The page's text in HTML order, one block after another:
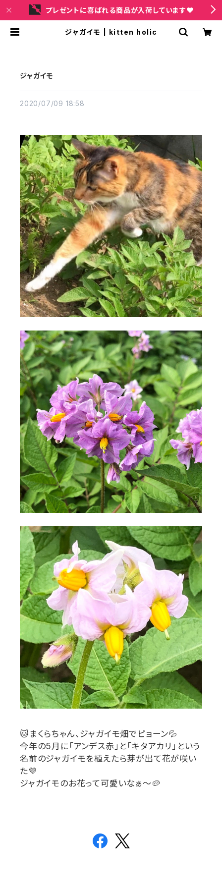
プレゼントに喜ばれる商品が入荷しています❤
ジャガイモ | kitten holic
ジャガイモ
2020/07/09 18:58
🐱 まくらちゃん、ジャガイモ畑でピョーン💦
今年の5月に「アンデス赤」と「キタアカリ」という
名前のジャガイモを植えたら芽が出て花が咲い
た💜
ジャガイモのお花って可愛いなぁ〜 🥔